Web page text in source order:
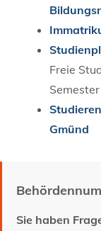
Freie
Semester
Gmünd
Sie haben